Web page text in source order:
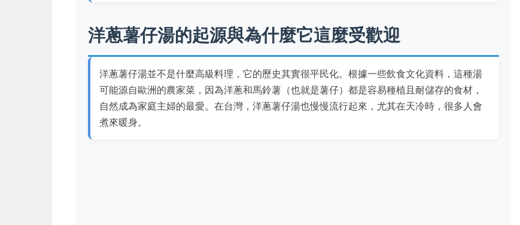
洋蔥薯仔湯的起源與為什麼它這麼受歡迎
洋蔥薯仔湯並不是什麼高級料理，它的歷史其實很平民化。根據一些飲食文化資料，這種湯
可能源自歐洲的農家菜，因為洋蔥和馬鈴薯（也就是薯仔）都是容易種植且耐儲存的食材，
自然成為家庭主婦的最愛。在台灣，洋蔥薯仔湯也慢慢流行起來，尤其在天冷時，很多人會
煮來暖身。